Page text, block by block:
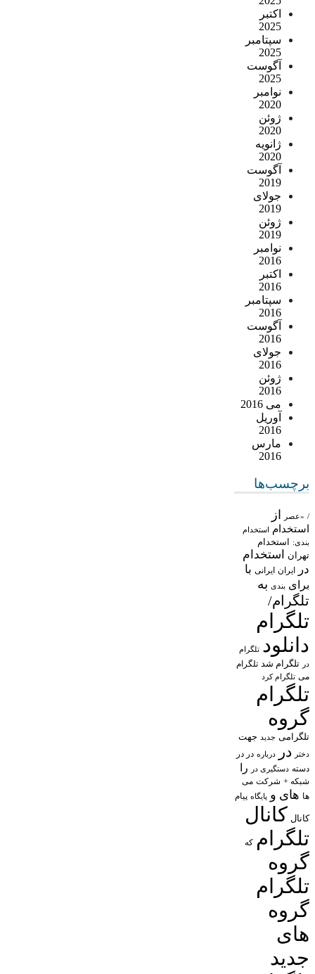
اکتبر
2025
سپتامبر
2025
آگوست
2025
نوامبر
2020
ژوئن
2020
ژانویه
2020
آگوست
2019
جولای
2019
ژوئن
2019
نوامبر
2016
اکتبر
2016
سپتامبر
2016
آگوست
2016
جولای
2016
ژوئن
2016
می 2016
آوریل
2016
مارس
2016
برچسب‌ها
/ «عصر از
استخدام استخدام
بندی: استخدام
تهران
استخدام
در
ایران ایرانی با
برای بندی به
تلگرام/
تلگرام
دانلود تلگرام
در تلگرام شد تلگرام
می تلگرام کرد
تلگرام
گروه
تلگرامی جدید جهت
دختر در درباره در در
دسته دستگیری در را
شبکه + شرکت می
ها های و پایگاه پیام
کانال کانال
تلگرام که
گروه
تلگرام
گروه
های
جدید